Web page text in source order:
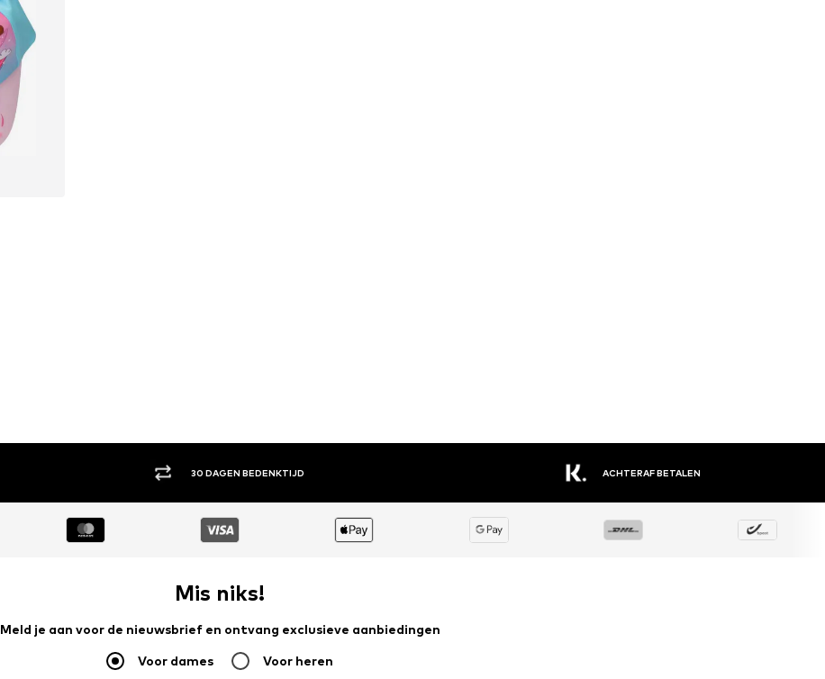
30 DAGEN BEDENKTIJD ACHTERAF BETALEN
Mis niks!
Meld je aan voor de nieuwsbrief en ontvang exclusieve aanbiedingen
Voor dames Voor heren